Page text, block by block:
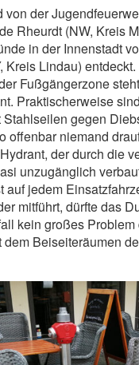
von der
Rheurdt (NW, Kreis
in der Innenstadt
Kreis Lindau) entdeckt.
Fußgängerzone
Praktischerweise
gegen
offenbar niemand
der durch die
unzugänglich
auf jedem
mitführt, dürfte das
kein großes
dem Beiseiteräumen